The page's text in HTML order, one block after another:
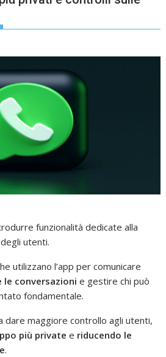
funzionalità dedicate alla
degli utenti.
utilizzano l’app per comunicare
conversazioni e gestire chi può
fondamentale.
dare maggiore controllo agli utenti,
più private e riducendo le
.